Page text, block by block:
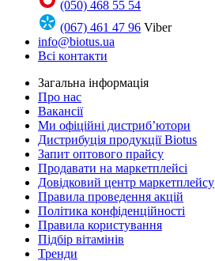
(050) 468 55 54
(067) 461 47 96 Viber
info@biotus.ua
Всі контакти
Загальна інформація
Про нас
Вакансії
Ми офіційні дистриб’ютори
Дистрибуція продукції Biotus
Запит оптового прайсу
Продавати на маркетплейсі
Довідковий центр маркетплейсу
Правила проведення акцій
Політика конфіденційності
Правила користування
Підбір вітамінів
Тренди